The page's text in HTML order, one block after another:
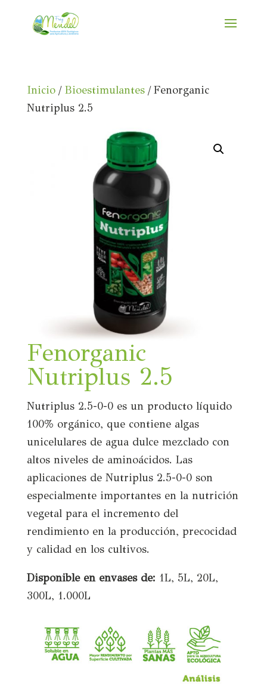
Inicio/ Bioestimulantes/ Fenorganic
Nutriplus 2.5
Fenorganic
Nutriplus 2.5
Nutriplus 2.5-0-0 es un producto líquido
100% orgánico, que contiene algas
unicelulares de agua dulce mezclado con
altos niveles de aminoácidos. Las
aplicaciones de Nutriplus 2.5-0-0 son
especialmente importantes en la nutrición
vegetal para el incremento del
rendimiento en la producción, precocidad
y calidad en los cultivos.
Disponible en envases de: 1L, 5L, 20L,
300L, 1.000L